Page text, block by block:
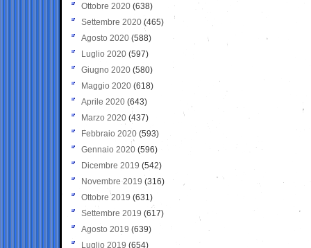
Ottobre 2020 (638)
Settembre 2020(465)
Agosto 2020 (588)
Luglio 2020 (597)
Giugno 2020 (580)
Maggio 2020 (618)
Aprile 2020 (643)
Marzo 2020 (437)
Febbraio 2020 (593)
Gennaio 2020 (596)
Dicembre 2019 (542)
Novembre 2019 (316)
Ottobre 2019 (631)
Settembre 2019 (617)
Agosto 2019 (639)
Luglio 2019 (654)